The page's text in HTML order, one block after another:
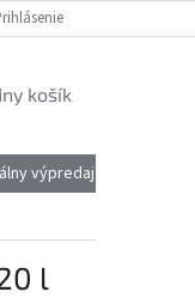
VÝHODY REGISTRÁCIE
košík
výpredaj
l